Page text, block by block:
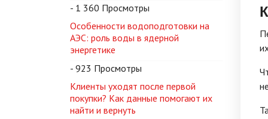
- 1 360 Просмотры
Особенности водоподготовки на
АЭС: роль воды в ядерной
энергетике
- 923 Просмотры
Клиенты уходят после первой
покупки? Как данные помогают их
найти и вернуть